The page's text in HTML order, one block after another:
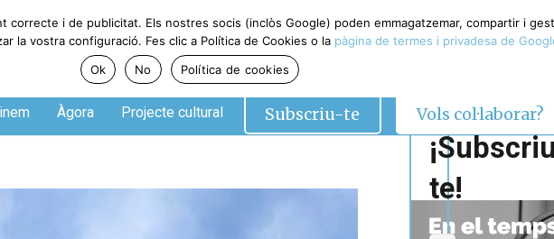
Àgora Projecte cultural Subscriu-te Vols col·laborar?
te!
correcte i de publicitat. Els nostres socis (inclòs Google) poden emmagatzemar, compartir i
la vostra configuració. Fes clic a Política de Cookies o la pàgina de termes i privadesa de
Ok
No Política de cookies